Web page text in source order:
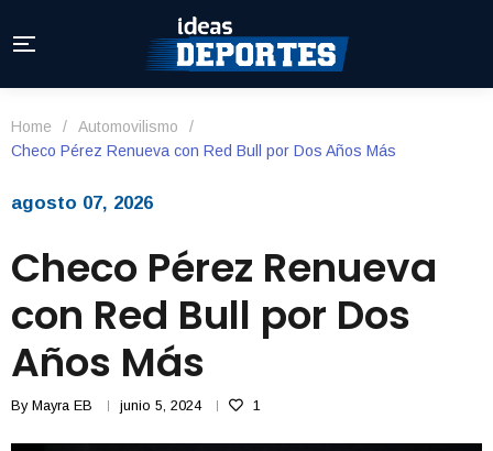
Home / Automovilismo
/
Checo Pérez Renueva con Red Bull por Dos Años Más
agosto 07, 2026
Checo Pérez Renueva
con Red Bull por Dos
Años Más
By Mayra EB junio 5, 2024 1